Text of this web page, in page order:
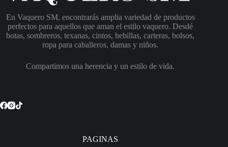
En Vaquero SM, encontrarás amplia variedad de productos
perfectos para aquellos que aman el estilo vaquero. Desdé
botas, sombreros, texanas, cintos, hebillas, carteras, bolsos,
ropa para caballeros, damas y niños.
Compartimos una herencia y un estilo de vida.
PAGINAS